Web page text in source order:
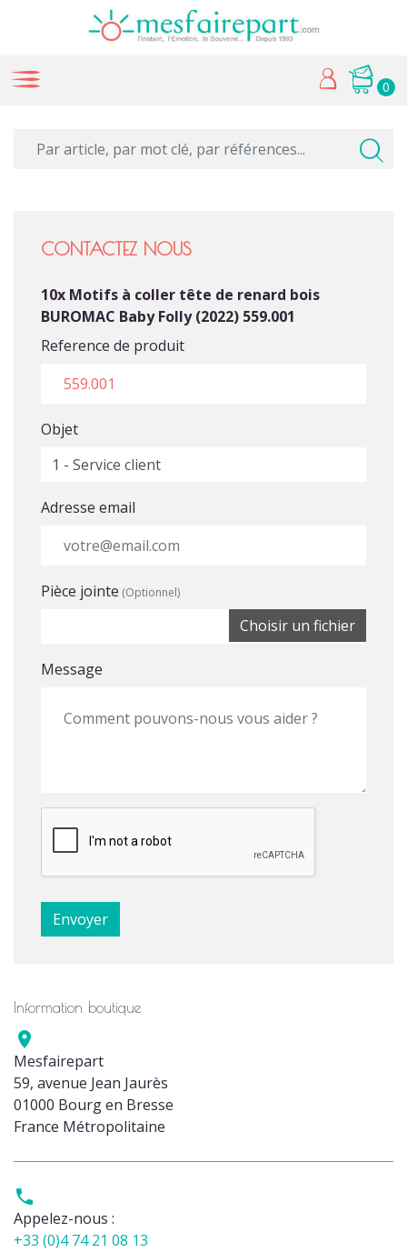
0
Information boutique

Mesfairepart
59, avenue Jean Jaurès
01000 Bourg en Bresse
France Métropolitaine

Appelez-nous :
+33 (0)4 74 21 08 13
CONTACTEZ NOUS
10x Motifs à coller tête de renard bois
BUROMAC Baby Folly (2022) 559.001
Reference de produit
Objet
Adresse email
Pièce jointe (Optionnel)
Message